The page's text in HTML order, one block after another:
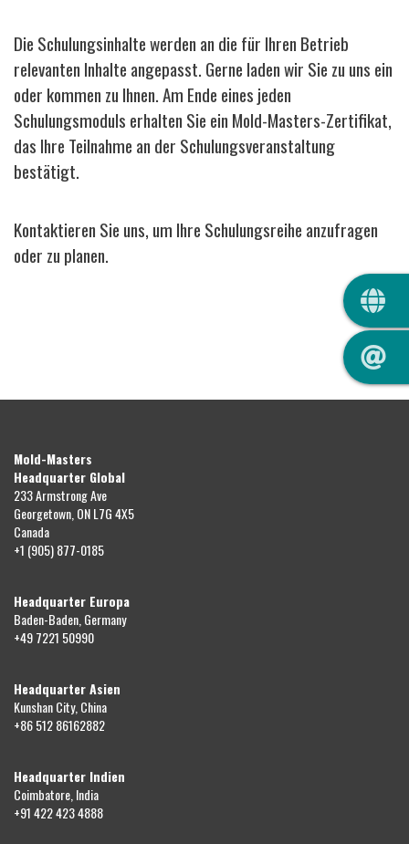
Die Schulungsinhalte werden an die für Ihren Betrieb
relevanten Inhalte angepasst. Gerne laden wir Sie zu uns ein
oder kommen zu Ihnen. Am Ende eines jeden
Schulungsmoduls erhalten Sie ein Mold-Masters-Zertifikat,
das Ihre Teilnahme an der Schulungsveranstaltung
bestätigt.
Kontaktieren Sie uns, um Ihre Schulungsreihe anzufragen
oder zu planen.
Mold-Masters
Headquarter Global
233 Armstrong Ave
Georgetown, ON L7G 4X5
Canada
+1 (905) 877-0185
Headquarter Europa
Baden-Baden, Germany
+49 7221 50990
Headquarter Asien
Kunshan City, China
+86 512 86162882
Headquarter Indien
Coimbatore, India
+91 422 423 4888